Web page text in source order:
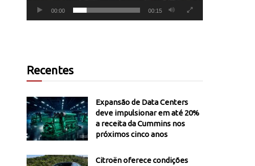
00:00 00:15
Recentes
Expansão de Data Centers
deve impulsionar em até 20%
a receita da Cummins nos
próximos cinco anos
Citroën oferece condições